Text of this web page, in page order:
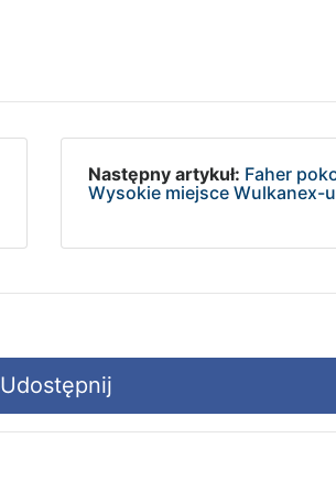
Następny artykuł: Faher
Wysokie miejsce Wulkanex-
Udostępnij